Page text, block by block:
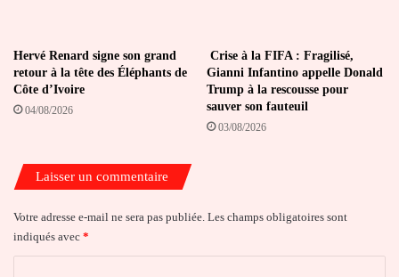
Hervé Renard signe son grand
retour à la tête des Éléphants de
Côte d’Ivoire
04/08/2026
Crise à la FIFA : Fragilisé,
Gianni Infantino appelle Donald
Trump à la rescousse pour
sauver son fauteuil
03/08/2026
Laisser un commentaire
Votre adresse e-mail ne sera pas publiée. Les champs obligatoires sont
indiqués avec *